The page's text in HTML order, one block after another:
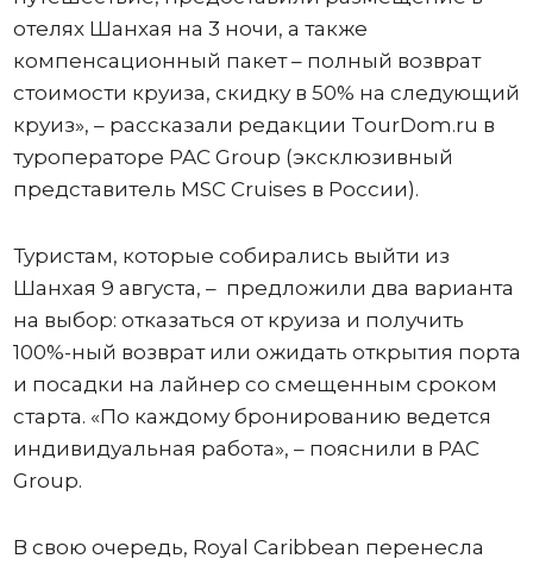
отелях Шанхая на 3 ночи, а также
компенсационный пакет – полный возврат
стоимости круиза, скидку в 50% на следующий
круиз», – рассказали редакции TourDom.ru в
туроператоре PAC Group (эксклюзивный
представитель MSC Cruises в России).
Туристам, которые собирались выйти из
Шанхая 9 августа, – предложили два варианта
на выбор: отказаться от круиза и получить
100%-ный возврат или ожидать открытия порта
и посадки на лайнер со смещенным сроком
старта. «По каждому бронированию ведется
индивидуальная работа», – пояснили в PAC
Group.
В свою очередь, Royal Caribbean перенесла